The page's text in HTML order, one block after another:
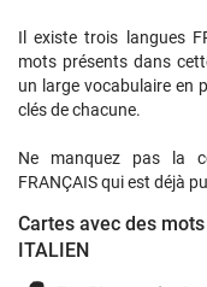
Il existe trois langues
mots présents dans
un large vocabulaire en
clés de chacune.
Ne manquez pas la
FRANÇAIS qui est déjà
Cartes avec des
ITALIEN